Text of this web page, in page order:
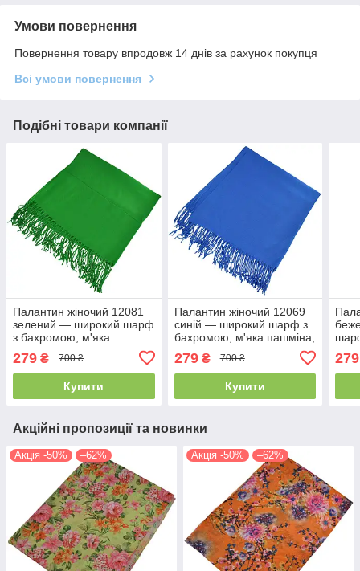
Умови повернення
Повернення товару впродовж 14 днів за рахунок покупця
Всі умови повернення
Подібні товари компанії
Палантин жіночий 12081
зелений — широкий шарф
з бахромою, м'яка
пашміна, на осінь та зиму
279 ₴ 700 ₴
Купити
Палантин жіночий 12069
синій — широкий шарф з
бахромою, м'яка пашміна,
279₴ 700 ₴
Купити
279
Акційні пропозиції та новинки
Акція -50% –62% Акція -50% –62%